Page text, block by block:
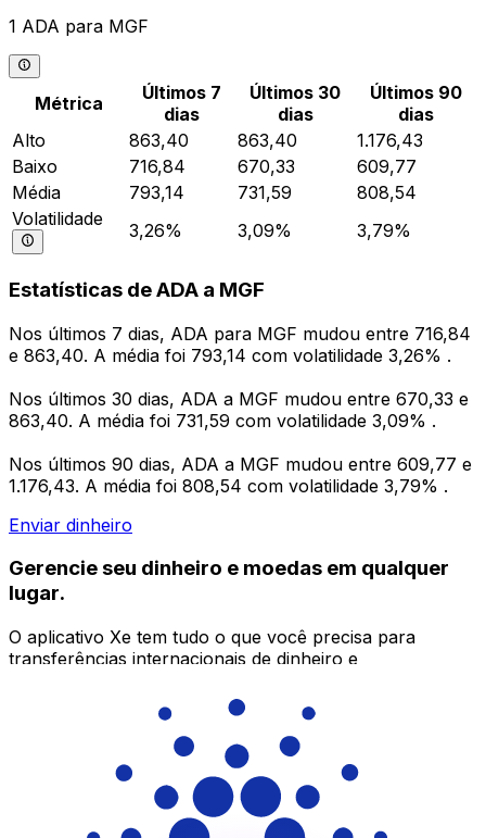
1 ADA para MGF
Métrica
Últimos 7
dias
Últimos 30
dias
Últimos 90
dias
Alto
863,40 863,40
1.176,43
Baixo
716,84 670,33
609,77
Média
793,14 731,59
808,54
Volatilidade
3,26% 3,09% 3,79%
Estatísticas de ADA a MGF
Nos últimos 7 dias, ADA para MGF mudou entre 716,84
e 863,40. A média foi 793,14 com volatilidade 3,26% .
Nos últimos 30 dias, ADA a MGF mudou entre 670,33 e
863,40. A média foi 731,59 com volatilidade 3,09% .
Nos últimos 90 dias, ADA a MGF mudou entre 609,77 e
1.176,43. A média foi 808,54 com volatilidade 3,79% .
Enviar dinheiro
Gerencie seu dinheiro e moedas em qualquer
lugar.
O aplicativo Xe tem tudo o que você precisa para
transferências internacionais de dinheiro e
alertas de taxas de câmbio e transfira dinheiro para o
exterior sem taxas ocultas. Baixe hoje mesmo!